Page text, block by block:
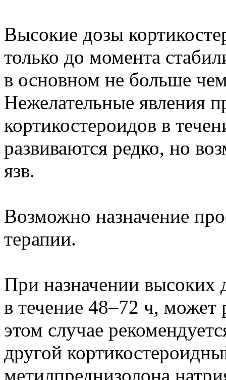
Высокие дозы
только до момента
в основном не больше
Нежелательные явления
кортикостероидов в
развиваются редко, но
язв.
Возможно назначение
терапии.
При назначении высоких
в течение 48–72 ч, может
этом случае
другой
метилпреднизолона